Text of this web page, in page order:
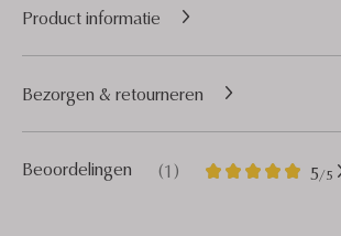
Product informatie
Beoordelingen (1) 5/5
1
5
Bezorgen & retourneren